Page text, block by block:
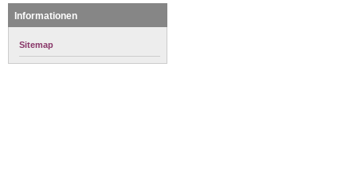
Informationen
Sitemap